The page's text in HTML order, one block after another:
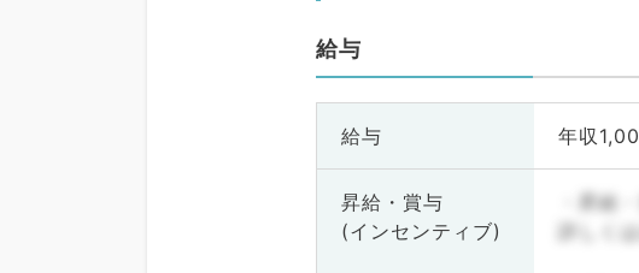
給与
給与 年収
昇給・賞与
(インセンティブ)
・昇給
詳しく